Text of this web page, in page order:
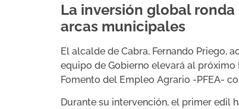
La inversión global
arcas municipales
El alcalde de Cabra, Fernando Priego,
equipo de Gobierno elevará al
Fomento del Empleo Agrario -PFEA-
Durante su intervención, el primer edil